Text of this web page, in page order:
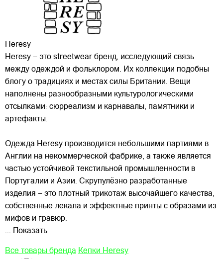
Heresy
Heresy – это streetwear бренд, исследующий связь
между одеждой и фольклором. Их коллекции подобны
блогу о традициях и местах силы Британии. Вещи
наполнены разнообразными культурологическими
отсылками: сюрреализм и карнавалы, памятники и
артефакты.
Одежда Heresy производится небольшими партиями в
Англии на некоммерческой фабрике, а также является
частью устойчивой текстильной промышленности в
Португалии и Азии. Скрупулёзно разработанные
изделия – это плотный трикотаж высочайшего качества,
собственные лекала и эффектные принты с образами из
мифов и гравюр.
... Показать
Все товары бренда Кепки Heresy